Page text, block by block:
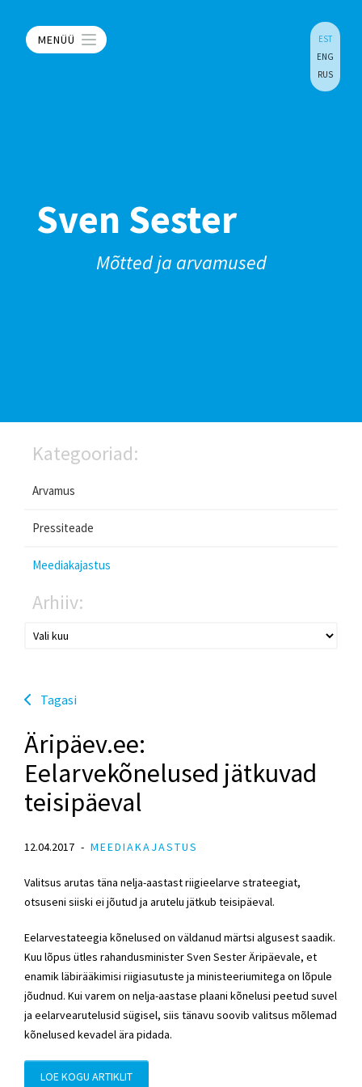
MENÜÜ
EST
ENG
RUS
Sven Sester
Mõtted ja arvamused
Kategooriad:
Arvamus
Pressiteade
Meediakajastus
Arhiiv:
Tagasi
Äripäev.ee:
Eelarvekõnelused jätkuvad
teisipäeval
12.04.2017 MEEDIAKAJASTUS
Valitsus arutas täna nelja-aastast riigieelarve strateegiat,
otsuseni siiski ei jõutud ja arutelu jätkub teisipäeval.
Eelarvestateegia kõnelused on väldanud märtsi algusest saadik.
Kuu lõpus ütles rahandusminister Sven Sester Äripäevale, et
enamik läbirääkimisi riigiasutuste ja ministeeriumitega on lõpule
jõudnud. Kui varem on nelja-aastase plaani kõnelusi peetud suvel
ja eelarvearutelusid sügisel, siis tänavu soovib valitsus mõlemad
kõnelused kevadel ära pidada.
LOE KOGU ARTIKLIT